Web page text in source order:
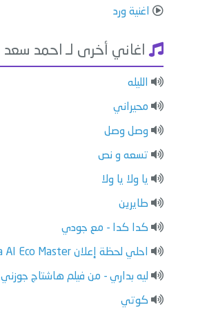
اغنية ورد
اغاني أخرى لـ احمد سعد
الليله
محيراني
وصل وصل
تسعه و نص
يا ولا يا ولا
طايرين
كدا كدا - مع جودي
احلي لحظة إعلان Midea AI Eco Master
ليه بداري - من فيلم هاشتاج جوزني
كوتي